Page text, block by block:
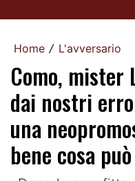
Home / L'avversario
Como, mister
dai nostri
una
bene cosa